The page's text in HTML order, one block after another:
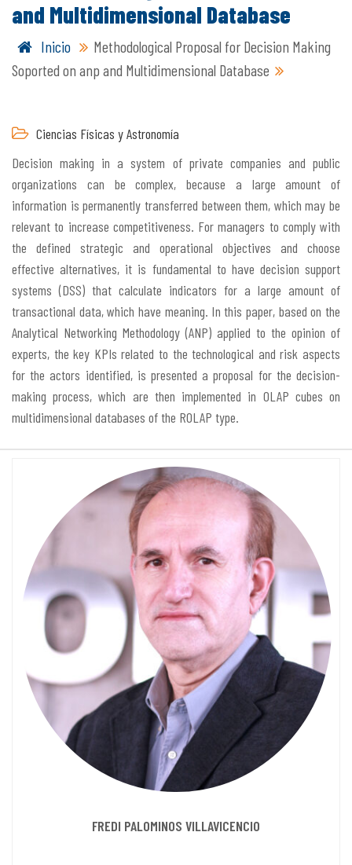
and Multidimensional Database
Inicio
Methodological Proposal for Decision Making
Soported on anp and Multidimensional Database
Ciencias Físicas y Astronomía
Decision making in a system of private companies and public
organizations can be complex, because a large amount of
information is permanently transferred between them, which may be
relevant to increase competitiveness. For managers to comply with
the defined strategic and operational objectives and choose
effective alternatives, it is fundamental to have decision support
systems (DSS) that calculate indicators for a large amount of
transactional data, which have meaning. In this paper, based on the
Analytical Networking Methodology (ANP) applied to the opinion of
experts, the key KPIs related to the technological and risk aspects
for the actors identified, is presented a proposal for the decision-
making process, which are then implemented in OLAP cubes on
multidimensional databases of the ROLAP type.
FREDI PALOMINOS VILLAVICENCIO